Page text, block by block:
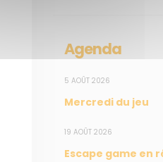
Agenda
5 AOÛT 2026
Mercredi du jeu
19 AOÛT 2026
Escape game en